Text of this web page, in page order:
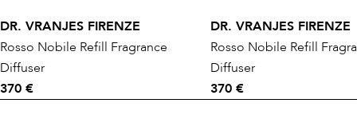
DR. VRANJES FIRENZE
Rosso Nobile Refill Fragrance
Diffuser
370 €
DR. VRANJES FIRENZE
Rosso Nobile Refill
Diffuser
370 €